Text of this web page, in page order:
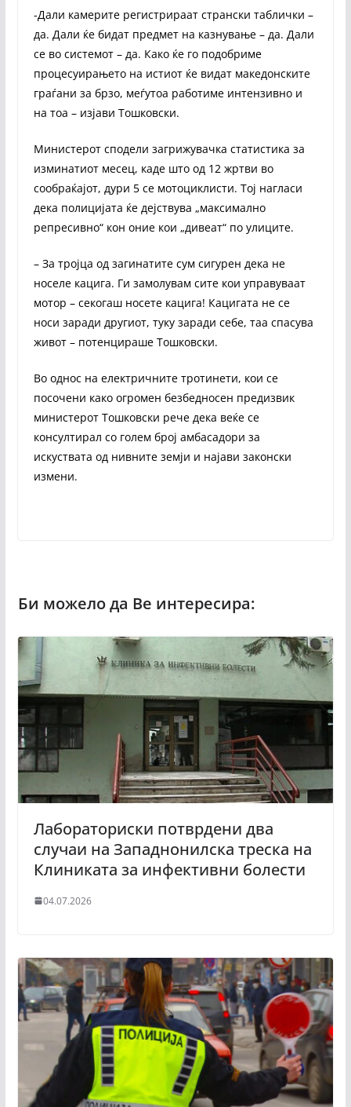
-Дали камерите регистрираат странски таблички –
да. Дали ќе бидат предмет на казнување – да. Дали
се во системот – да. Како ќе го подобриме
процесуирањето на истиот ќе видат македонските
граѓани за брзо, меѓутоа работиме интензивно и
на тоа – изјави Тошковски.
Министерот сподели загрижувачка статистика за
изминатиот месец, каде што од 12 жртви во
сообраќајот, дури 5 се мотоциклисти. Тој нагласи
дека полицијата ќе дејствува „максимално
репресивно“ кон оние кои „дивеат“ по улиците.
– За тројца од загинатите сум сигурен дека не
носеле кацига. Ги замолувам сите кои управуваат
мотор – секогаш носете кацига! Кацигата не се
носи заради другиот, туку заради себе, таа спасува
живот – потенцираше Тошковски.
Во однос на електричните тротинети, кои се
посочени како огромен безбедносен предизвик
министерот Тошковски рече дека веќе се
консултирал со голем број амбасадори за
искуствата од нивните земји и најави законски
измени.
Лабораториски потврдени два
случаи на Западнонилска треска на
Клиниката за инфективни болести
04.07.2026